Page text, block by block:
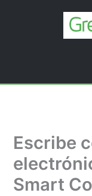
Escribe
Smart